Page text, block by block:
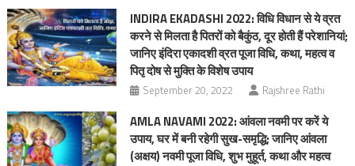
INDIRA EKADASHI 2022: विधि विधान से ये व्रत
करने से मिलता है पितरों को बैकुंठ, दूर होती हैं परेशानियां;
जानिए इंदिरा एकादशी व्रत पूजा विधि, कथा, महत्व व
पितृ दोष से मुक्ति के विशेष उपाय
September 20, 2022 Rajshree Rathi
AMLA NAVAMI 2022: आंवला नवमी पर करें ये
उपाय, घर में बनी रहेगी सुख-समृद्धि; जानिए आंवला
(अक्षय) नवमी पूजा विधि, शुभ मुहूर्त, कथा और महत्‍व